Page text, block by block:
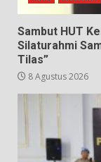
Sambut HUT
Silaturahmi
Tilas”
8 Agustus 2026